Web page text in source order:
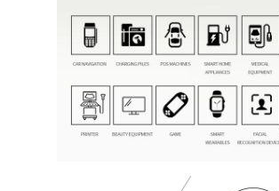
円形液晶ディスプレイ
EインクEpaperの表示
TFT液晶容量タッチスクリーン
TFT LCD レジスティブタッチスクリーン